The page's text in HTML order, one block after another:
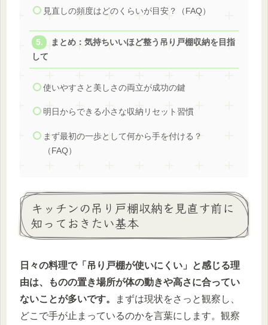
見直しの頻度はどのくらいが目安？（FAQ）
まとめ：気持ちいいほど整う吊り戸棚収納を目指
して
使いやすさと美しさの両立が成功の鍵
明日からできる小さな収納リセット習慣
まず最初の一歩として何から手を付ける？
（FAQ）
キッチンの吊り戸棚収納を見直す前に
知っておきたい基本
日々の料理で「吊り戸棚が使いにくい」と感じる理
由は、ものの置き場所が体の動きや高さに合ってい
ないことが多いです。
まずは現状をさっと観察し、
どこで手が止まっているのかを言葉にします。観察